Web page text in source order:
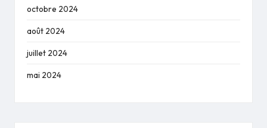
octobre 2024
août 2024
juillet 2024
mai 2024